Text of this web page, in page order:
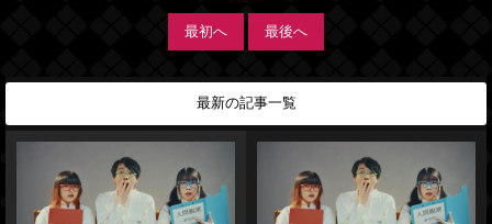
最初へ 最後へ
最新の記事一覧